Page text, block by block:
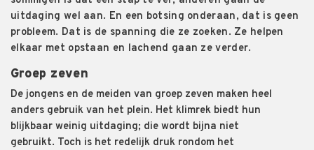
uitdaging wel aan. En een botsing onderaan, dat is geen
probleem. Dat is de spanning die ze zoeken. Ze helpen
elkaar met opstaan en lachend gaan ze verder.
Groep zeven
De jongens en de meiden van groep zeven maken heel
anders gebruik van het plein. Het klimrek biedt hun
blijkbaar weinig uitdaging; die wordt bijna niet
gebruikt. Toch is het redelijk druk rondom het